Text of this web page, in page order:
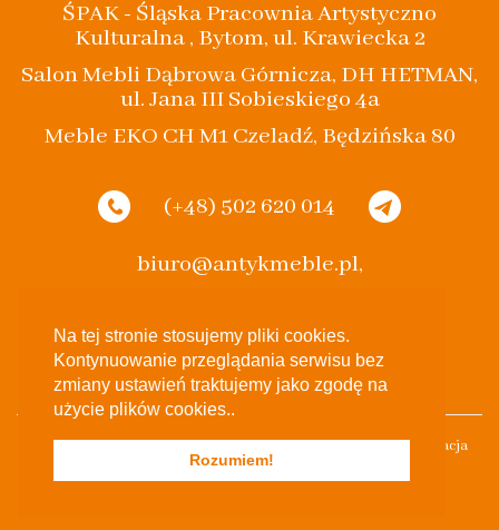
Na tej stronie stosujemy pliki cookies.
Kontynuowanie przeglądania serwisu bez
zmiany ustawień traktujemy jako zgodę na
użycie plików cookies..
Rozumiem!
ŚPAK - Śląska Pracownia Artystyczno
Kulturalna , Bytom, ul. Krawiecka 2
Salon Mebli Dąbrowa Górnicza, DH HETMAN,
ul. Jana III Sobieskiego 4a
Meble EKO CH M1 Czeladź, Będzińska 80
(+48) 502 620 014
biuro@antykmeble.pl,
spak.bytom@gmail.com
Stylowe Eko 2017 Wszelkie Prawa Zastrzeżone Projekt & Realizacja